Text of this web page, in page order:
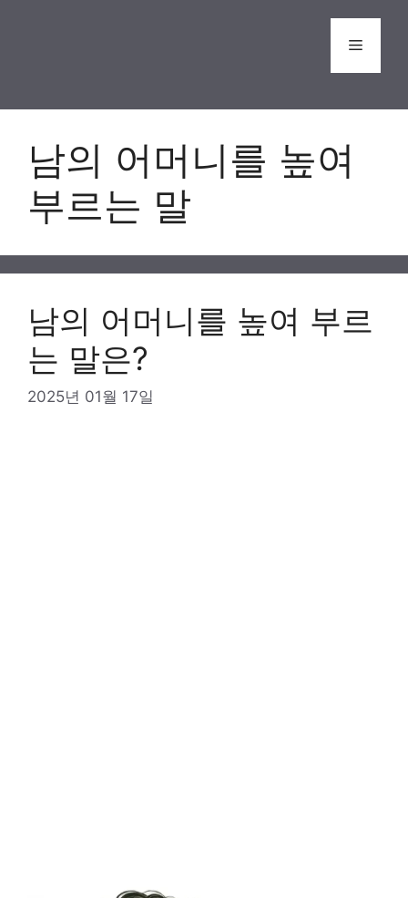
Menu
남의 어머니를 높여
부르는 말
남의 어머니를 높여 부르
는 말은?
2025년 01월 17일